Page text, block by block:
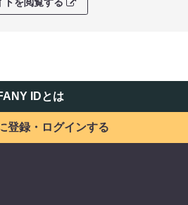
トを閲覧する
IDとは
登録・ログインする